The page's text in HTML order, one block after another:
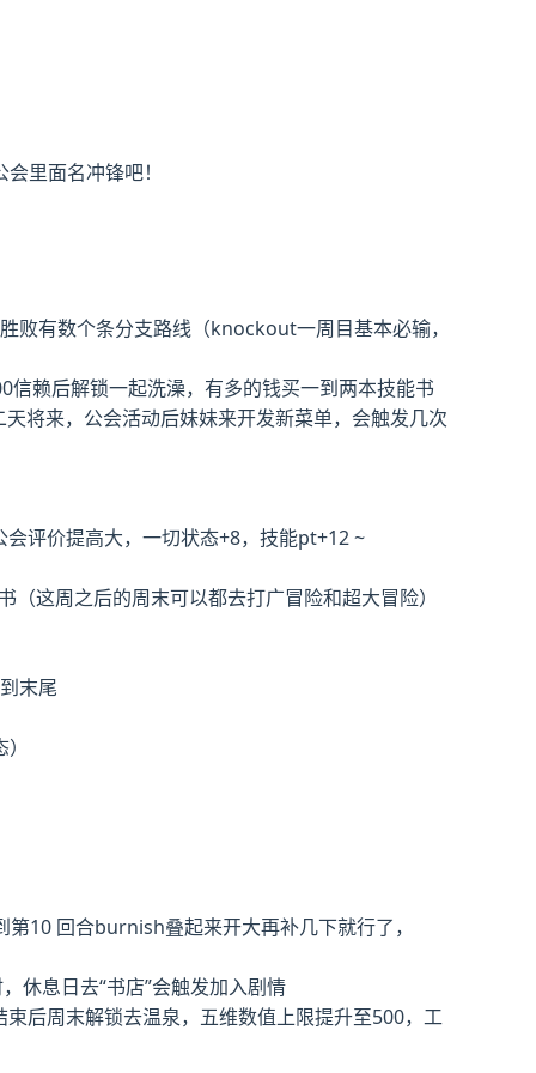
里面名冲锋吧！
败有数个条分支路线（knockout一周目基本必输，
赖后解锁一起洗澡，有多的钱买一到两本技能书
将来，公会活动后妹妹来开发新菜单，会触发几次
评价提高大，一切状态+8，技能pt+12 ~
这周之后的周末可以都去打广冒险和超大冒险）
末尾
10 回合burnish叠起来开大再补几下就行了，
休息日去“书店”会触发加入剧情
后周末解锁去温泉，五维数值上限提升至500，工